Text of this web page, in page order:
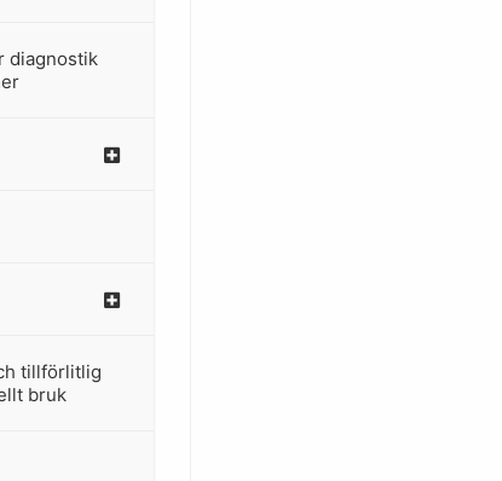
diagnostik
tillförlitlig
bruk